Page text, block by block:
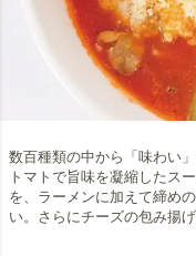
数百種類の中から「味わい
トマトで旨味を凝縮したス
を、ラーメンに加えて締め
い。さらにチーズの包み揚